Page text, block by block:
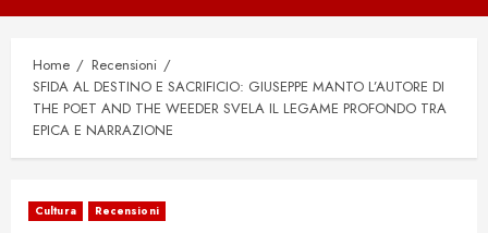
Menu
Home
Recensioni
SFIDA AL DESTINO E SACRIFICIO: GIUSEPPE MANTO L’AUTORE DI
THE POET AND THE WEEDER SVELA IL LEGAME PROFONDO TRA
EPICA E NARRAZIONE
Cultura Recensioni